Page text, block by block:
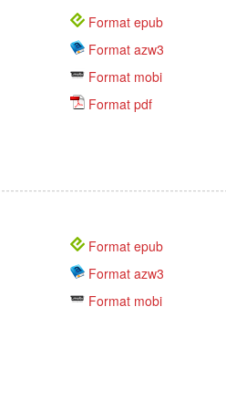
Format epub
Format azw3
Format mobi
Format pdf
Format epub
Format azw3
Format mobi